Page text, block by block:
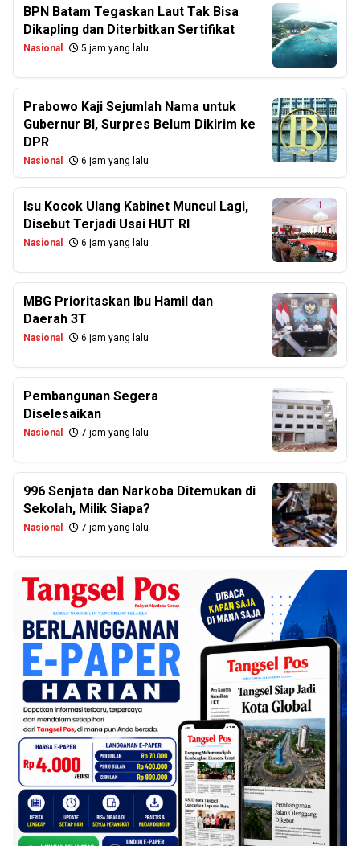
BPN Batam Tegaskan Laut Tak Bisa
Dikapling dan Diterbitkan Sertifikat
Nasional 5 jam yang lalu
Prabowo Kaji Sejumlah Nama untuk
Gubernur BI, Surpres Belum Dikirim ke
DPR
Nasional 6 jam yang lalu
Isu Kocok Ulang Kabinet Muncul Lagi,
Disebut Terjadi Usai HUT RI
Nasional 6 jam yang lalu
MBG Prioritaskan Ibu Hamil dan
Daerah 3T
Nasional 6 jam yang lalu
Pembangunan Segera
Diselesaikan
Nasional 7 jam yang lalu
996 Senjata dan Narkoba Ditemukan di
Sekolah, Milik Siapa?
Nasional 7 jam yang lalu